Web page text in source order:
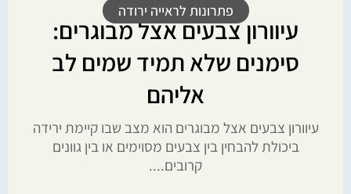
פתרונות לראייה ירודה
עיוורון צבעים אצל מבוגרים:
סימנים שלא תמיד שמים לב
אליהם
עיוורון צבעים אצל מבוגרים הוא מצב שבו קיימת ירידה
ביכולת להבחין בין צבעים מסוימים או בין גוונים
קרובים....